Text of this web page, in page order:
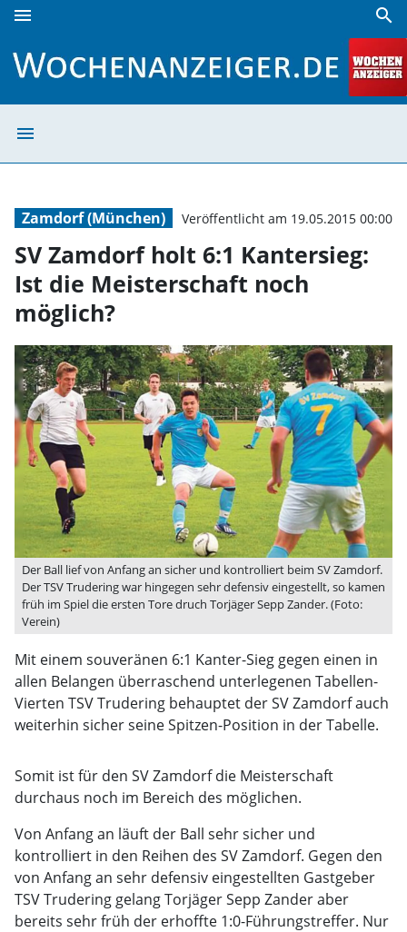
menu search
menu
Zamdorf (München) Veröffentlicht am 19.05.2015 00:00
SV Zamdorf holt 6:1 Kantersieg:
Ist die Meisterschaft noch
möglich?
Der Ball lief von Anfang an sicher und kontrolliert beim SV Zamdorf.
Der TSV Trudering war hingegen sehr defensiv eingestellt, so kamen
früh im Spiel die ersten Tore druch Torjäger Sepp Zander. (Foto:
Verein)
Mit einem souveränen 6:1 Kanter-Sieg gegen einen in
allen Belangen überraschend unterlegenen Tabellen-
Vierten TSV Trudering behauptet der SV Zamdorf auch
weiterhin sicher seine Spitzen-Position in der Tabelle.
Somit ist für den SV Zamdorf die Meisterschaft
durchaus noch im Bereich des möglichen.
Von Anfang an läuft der Ball sehr sicher und
kontrolliert in den Reihen des SV Zamdorf. Gegen den
von Anfang an sehr defensiv eingestellten Gastgeber
TSV Trudering gelang Torjäger Sepp Zander aber
bereits sehr früh der erhoffte 1:0-Führungstreffer. Nur